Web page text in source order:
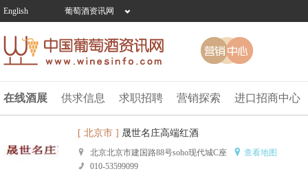
English 葡萄酒资讯网
在线酒展 供求信息 求职招聘 营销探索 进口招商中心
[ 北京市 ] 晟世名庄高端红酒
北京北京市建国路88号soho现代城C座
查看地图
010-53599099